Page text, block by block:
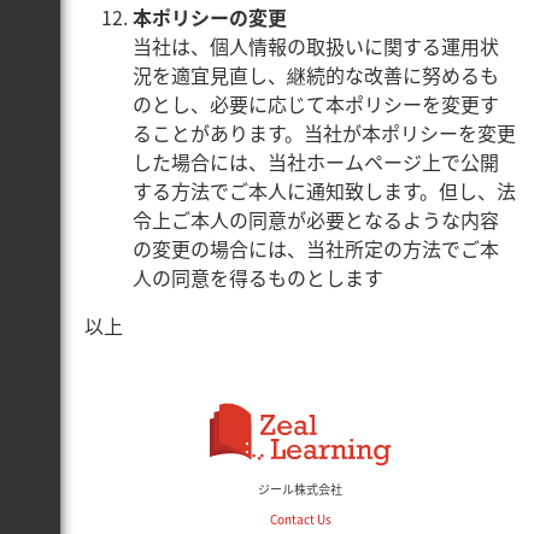
本ポリシーの変更
当社は、個人情報の取扱いに関する運用状
況を適宜見直し、継続的な改善に努めるも
のとし、必要に応じて本ポリシーを変更す
ることがあります。当社が本ポリシーを変更
した場合には、当社ホームページ上で公開
する方法でご本人に通知致します。但し、法
令上ご本人の同意が必要となるような内容
の変更の場合には、当社所定の方法でご本
人の同意を得るものとします
以上
ジール株式会社
Contact Us